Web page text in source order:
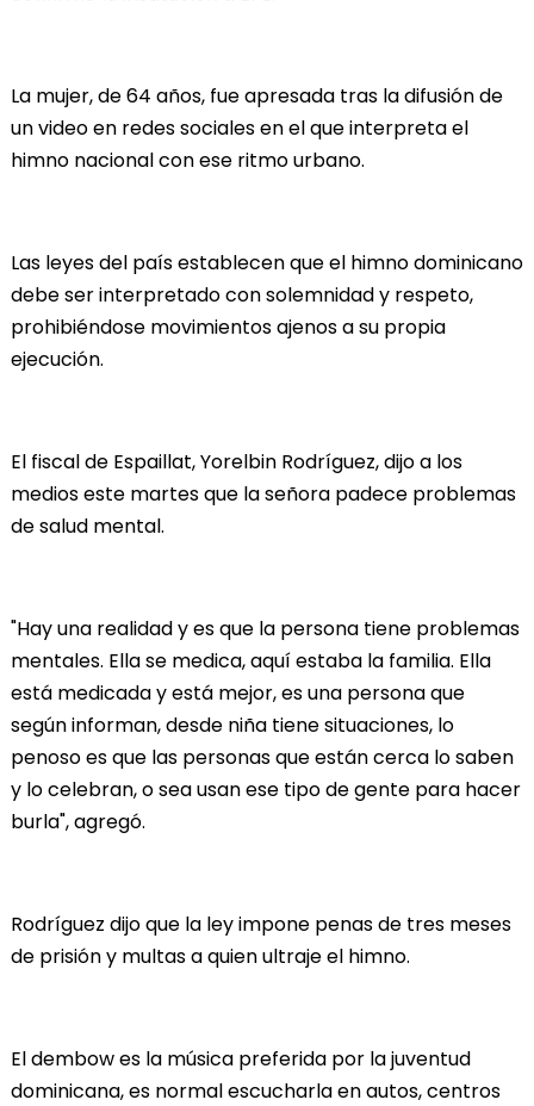
La mujer, de 64 años, fue apresada tras la difusión de
un video en redes sociales en el que interpreta el
himno nacional con ese ritmo urbano.
Las leyes del país establecen que el himno dominicano
debe ser interpretado con solemnidad y respeto,
prohibiéndose movimientos ajenos a su propia
ejecución.
El fiscal de Espaillat, Yorelbin Rodríguez, dijo a los
medios este martes que la señora padece problemas
de salud mental.
"Hay una realidad y es que la persona tiene problemas
mentales. Ella se medica, aquí estaba la familia. Ella
está medicada y está mejor, es una persona que
según informan, desde niña tiene situaciones, lo
penoso es que las personas que están cerca lo saben
y lo celebran, o sea usan ese tipo de gente para hacer
burla", agregó.
Rodríguez dijo que la ley impone penas de tres meses
de prisión y multas a quien ultraje el himno.
El dembow es la música preferida por la juventud
dominicana, es normal escucharla en autos, centros